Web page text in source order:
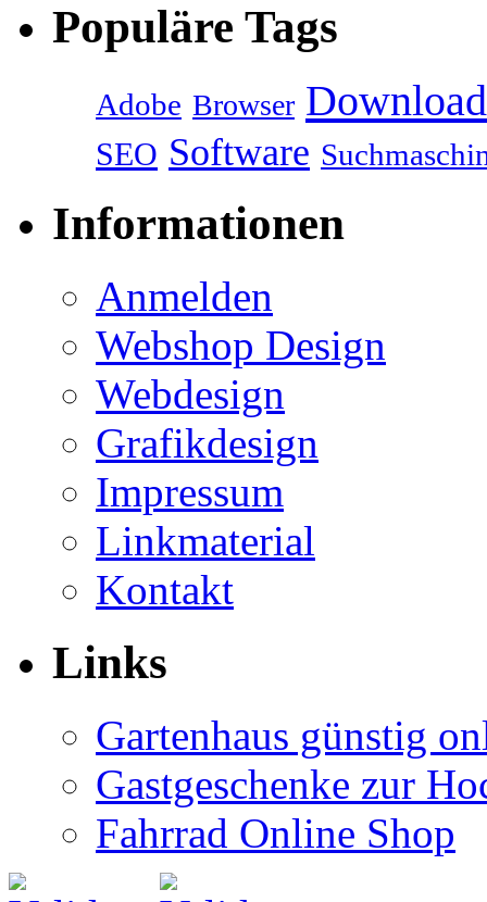
Populäre Tags
Adobe Browser Download
SEO Software
Informationen
Anmelden
Webshop Design
Webdesign
Grafikdesign
Impressum
Linkmaterial
Kontakt
Links
Gartenhaus günstig
Gastgeschenke zur
Fahrrad Online Shop